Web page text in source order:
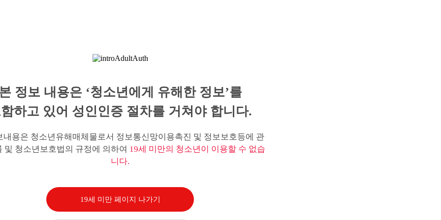
정보 내용은 ‘청소년에게 유해한 정보’를
하고 있어 성인인증 절차를 거쳐야 합니다.
내용은 청소년유해매체물로서 정보통신망이용촉진 및 정보보호등에 관
및 청소년보호법의 규정에 의하여 19세 미만의 청소년이 이용할 수 없습
니다.
19세 미만 페이지 나가기